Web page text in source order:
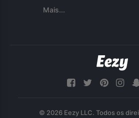
Mais...
© 2026 Eezy LLC. Todos os